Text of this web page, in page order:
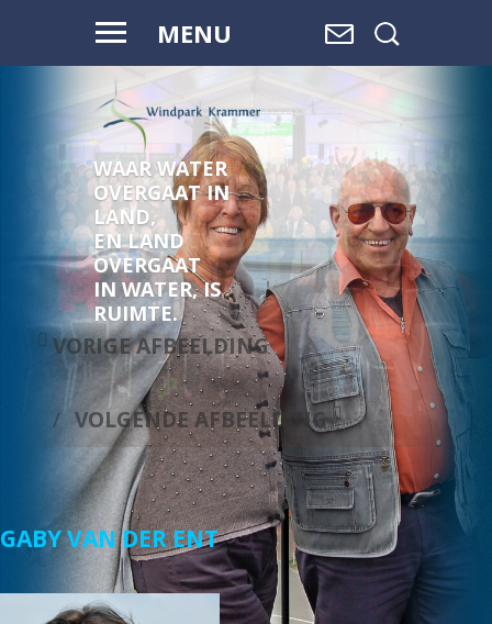
MENU
WAAR WATER
OVERGAAT IN
LAND,
EN LAND
OVERGAAT
IN WATER, IS
RUIMTE.
VORIGE AFBEELDING
VOLGENDE AFBEELDING
GABY VAN DER ENT